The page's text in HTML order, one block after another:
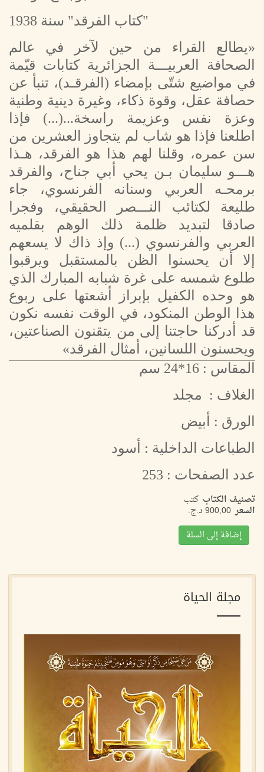
"كتاب الفرقد" سنة 1938
«يطالع القراء من حين لآخر في عالم
الصحافة العربيـــة الجزائرية كتابات قيّمة
في مواضيع شتّى بإمضاء (الفرقـد)، تنبأ عن
حصافة عقل، وقوة ذكاء، وغيرة دينية وطنية
وعزة نفس وعزيمة راسخة...(...) فإذا
اطلعنا فإذا هو شاب لم يتجاوز العشرين من
سن عمره، وقلنا لهم هذا هو الفرقد، هـذا
هـــو سليمان بـن يحي أبي جناح، والفرقد
برمحـه العربي وسنانه الفرنسوي، جاء
طليعة لكتائب النـــصر الحقيقي، وفجرا
صادقا لتبديد ظلمة ذلك الوهم بقلميه
العربي والفرنسوي (...) وإذ ذاك لا يسعهم
إلا أن يحسنوا الظن بالمستقبل ويرقبوا
طلوع شمسه على غرة شبابه المبارك الذي
هو وحده الكفيل بإبراز أشعتها على ربوع
هذا الوطن المنكود، في الوقت نفسه نكون
قد أدركنا حاجتنا إلى من يتقنون الصناعتين،
ويحسنون اللسانين، أمثال الفرقد»
المقاس : 16*24 سم
الغلاف : مجلد
الورق : أبيض
الطباعات الداخلية : أسود
عدد الصفحات : 253
تصنيف الكتاب كتب
السعر
إضافة إلى السلة
مجلة الحياة